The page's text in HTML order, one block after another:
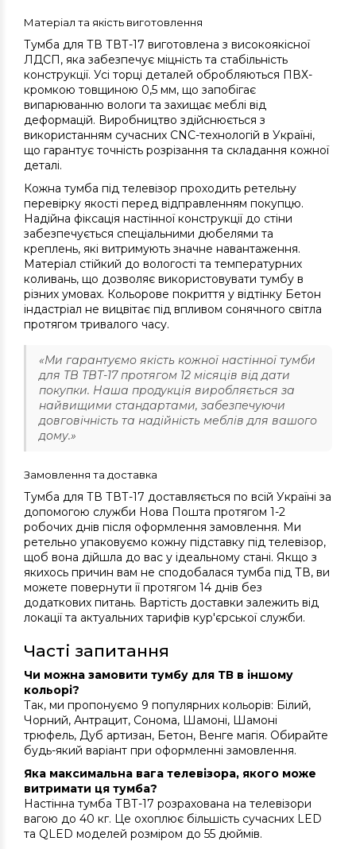
Матеріал та якість виготовлення
Тумба для ТВ ТВТ-17 виготовлена з високоякісної
ЛДСП, яка забезпечує міцність та стабільність
конструкції. Усі торці деталей обробляються ПВХ-
кромкою товщиною 0,5 мм, що запобігає
випарюванню вологи та захищає меблі від
деформацій. Виробництво здійснюється з
використанням сучасних CNC-технологій в Україні,
що гарантує точність розрізання та складання кожної
деталі.
Кожна тумба під телевізор проходить ретельну
перевірку якості перед відправленням покупцю.
Надійна фіксація настінної конструкції до стіни
забезпечується спеціальними дюбелями та
креплень, які витримують значне навантаження.
Матеріал стійкий до вологості та температурних
коливань, що дозволяє використовувати тумбу в
різних умовах. Кольорове покриття у відтінку Бетон
індастріал не вицвітає під впливом сонячного світла
протягом тривалого часу.
«Ми гарантуємо якість кожної настінної тумби
для ТВ ТВТ-17 протягом 12 місяців від дати
покупки. Наша продукція виробляється за
найвищими стандартами, забезпечуючи
довговічність та надійність меблів для вашого
дому.»
Замовлення та доставка
Тумба для ТВ ТВТ-17 доставляється по всій Україні за
допомогою служби Нова Пошта протягом 1-2
робочих днів після оформлення замовлення. Ми
ретельно упаковуємо кожну підставку під телевізор,
щоб вона дійшла до вас у ідеальному стані. Якщо з
якихось причин вам не сподобалася тумба під ТВ, ви
можете повернути її протягом 14 днів без
додаткових питань. Вартість доставки залежить від
локації та актуальних тарифів кур'єрської служби.
Часті запитання
Чи можна замовити тумбу для ТВ в іншому
кольорі?
Так, ми пропонуємо 9 популярних кольорів: Білий,
Чорний, Антрацит, Сонома, Шамоні, Шамоні
трюфель, Дуб артизан, Бетон, Венге магія. Обирайте
будь-який варіант при оформленні замовлення.
Яка максимальна вага телевізора, якого може
витримати ця тумба?
Настінна тумба ТВТ-17 розрахована на телевізори
вагою до 40 кг. Це охоплює більшість сучасних LED
та QLED моделей розміром до 55 дюймів.